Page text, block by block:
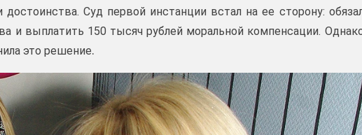
достоинства. Суд первой инстанции встал на ее сторону:
и выплатить 150 тысяч рублей моральной компенсации.
это решение.